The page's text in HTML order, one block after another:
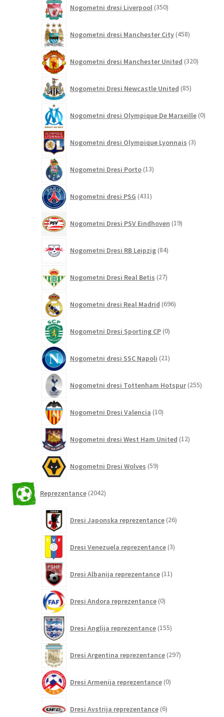
Nogometni dresi Liverpool 350izdelkov
Nogometni dresi Manchester City 458izdelkov
Nogometni dresi Manchester United 320izdelkov
Nogometni Dresi Newcastle United 85izdelkov
Nogometni dresi Olympique De Marseille 0
Nogometni dresi Olympique Lyonnais 3izdelki
Nogometni Dresi Porto 13izdelkov
Nogometni dresi PSG 431izdelkov
Nogometni Dresi PSV Eindhoven 19izdelkov
Nogometni Dresi RB Leipzig 84izdelkov
Nogometni Dresi Real Betis 27izdelkov
Nogometni dresi Real Madrid 696izdelkov
Nogometni Dresi Sporting CP 0izdelkov
Nogometni dresi SSC Napoli 21izdelkov
Nogometni dresi Tottenham Hotspur 255
Nogometni Dresi Valencia 10izdelkov
Nogometni dresi West Ham United 12izdelkov
Nogometni Dresi Wolves 59izdelkov
Reprezentance 2042izdelkov
Dresi Japonska reprezentance 26izdelkov
Dresi Venezuela reprezentance 3izdelki
Dresi Albanija reprezentance 11izdelkov
Dresi Andora reprezentance 0izdelkov
Dresi Anglija reprezentance 155izdelkov
Dresi Argentina reprezentance 297izdelkov
Dresi Armenija reprezentance 0izdelkov
Dresi Avstrija reprezentance 6izdelkov